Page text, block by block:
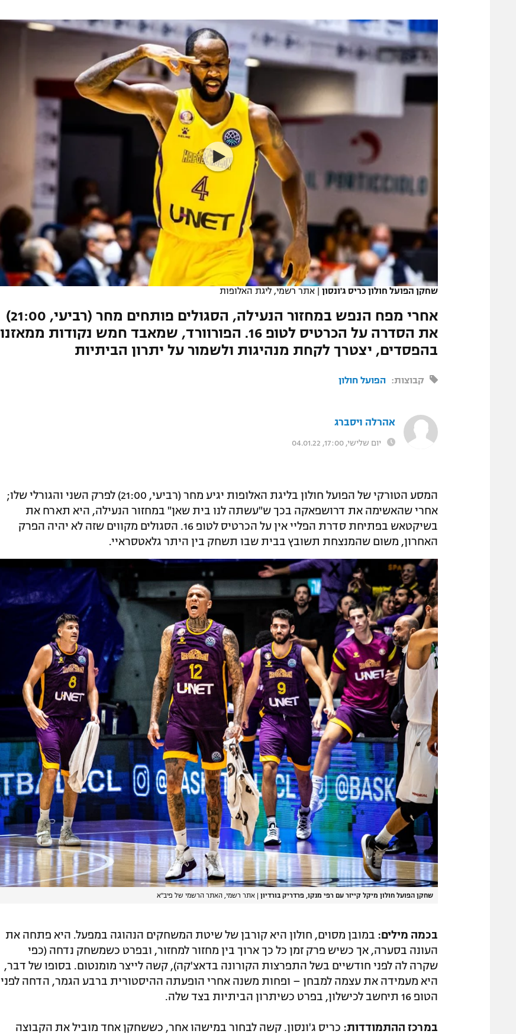
תקנון משתתפים וזוכים בפרסים
תקנון עבור פעילות אלקטרה
תקנון עבור פעילות ספורט 1 – "מרלן"
גיימינג E-Sports
תקנון פעילות ספורט 1
רשיון להקרנה פומבית לבית עסק
הצטרפות לחבילת הערוצים
לוח דרושים – ג'ובנט
הפועל תל אביב
הפועל חיפה
הפועל באר שבע
מכבי נתניה
בני יהודה
ליגה סינית
ליגה ברזילאית
ליגות נוספות
שחקן הפועל חולון כריס ג'ונסון | אתר רשמי, ליגת האלופות
אחרי מפח הנפש במחזור הנעילה, הסגולים פותחים מחר (רביעי, 21:00)
את הסדרה על הכרטיס לטופ 16. הפורוורד, שמאבד חמש נקודות ממאזנו
בהפסדים, יצטרך לקחת מנהיגות ולשמור על יתרון הביתיות
קבוצות: הפועל חולון
אהרלה ויסברג
יום שלישי, 17:00, 04.01.22
המסע הטורקי של הפועל חולון בליגת האלופות יגיע מחר (רביעי, 21:00) לפרק השני והגורלי שלו;
אחרי שהאשימה את דרושפאקה בכך ש"עשתה לנו בית שאן" במחזור הנעילה, היא תארח את
בשיקטאש בפתיחת סדרת הפליי אין על הכרטיס לטופ 16. הסגולים מקווים שזה לא יהיה הפרק
האחרון, משום שהמנצחת תשובץ בבית שבו תשחק בין היתר גלאטסראיי.
שחקן הפועל חולון מיקל קייזר עם רפי מנקו, פרדריק בורדיון | אתר רשמי, האתר הרשמי של פיב"א
בכמה מילים: במובן מסוים, חולון היא קורבן של שיטת המשחקים הנהוגה במפעל. היא פתחה את
העונה בסערה, אך כשיש פרק זמן כל כך ארוך בין מחזור למחזור, ובפרט כשמשחק נדחה (כפי
שקרה לה לפני חודשיים בשל התפרצות הקורונה בדאצ'קה), קשה לייצר מומנטום. בסופו של דבר,
היא מעמידה את עצמה למבחן – ופחות משנה אחרי הופעתה ההיסטורית ברבע הגמר, הדחה לפני
הטופ 16 תיחשב לכישלון, בפרט כשיתרון הביתיות בצד שלה.
במרכז ההתמודדות: כריס ג'ונסון. קשה לבחור במישהו אחר, כששחקן אחד מוביל את הקבוצה